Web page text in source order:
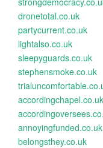
dronetotal.co.uk
partycurrent.co.uk
lightalso.co.uk
sleepyguards.co.uk
stephensmoke.co.uk
accordingchapel.co.uk
annoyingfunded.co.uk
belongsthey.co.uk